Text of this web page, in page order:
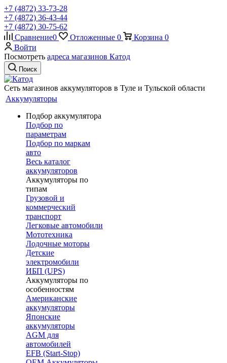
+7 (4872) 33-73-28
+7 (4872) 36-43-44
+7 (4872) 30-75-62
Сравнение0 Отложенные 0 Корзина 0
Войти
Посмотреть адреса магазинов Катод
Поиск
Сеть магазинов аккумуляторов в Туле и Тульской области
Аккумуляторы
Подбор аккумулятора
Подбор по
параметрам
Подбор по маркам
авто
Весь каталог
аккумуляторов
Аккумуляторы по
типам
Грузовой и
коммерческий
транспорт
Легковые автомобили
Мототехника
Лодочные моторы
Детские
электромобили
ИБП (UPS)
Аккумуляторы по
особенностям
Американские
аккумуляторы
Японские
аккумуляторы
AGM для
автомобилей
EFB (Start-Stop)